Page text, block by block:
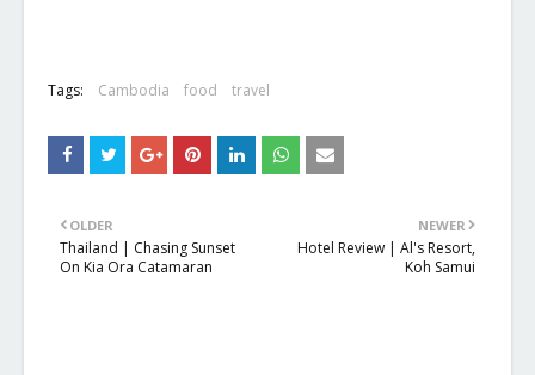
Tags: Cambodia food travel
NEWER
Hotel Review | Al's Resort,
Koh Samui
OLDER
Thailand | Chasing Sunset
On Kia Ora Catamaran